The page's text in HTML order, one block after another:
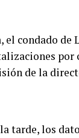
el condado de
por
de la
tarde, los